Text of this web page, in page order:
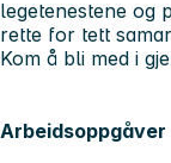
legetenestene og
rette for tett
Kom å bli med i
Arbeidsoppgåver